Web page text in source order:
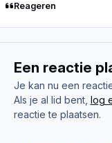
Reageren
Een reactie
Je kan nu een
Als je al lid bent, log
reactie te plaatsen.